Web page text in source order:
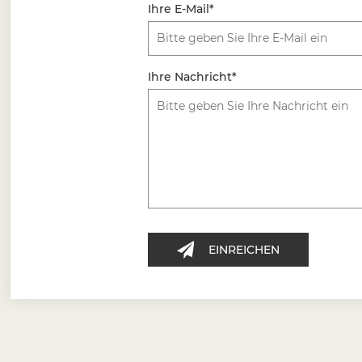
Ihre E-Mail*
Ihre Nachricht*
EINREICHEN